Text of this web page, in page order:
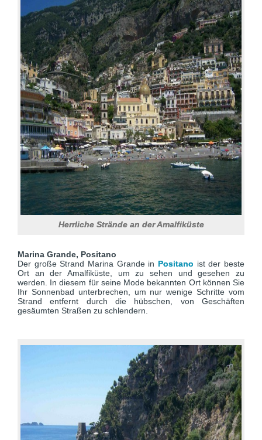
Herrliche Strände an der Amalfiküste
Marina Grande, Positano
Der große Strand Marina Grande in Positano ist der beste
Ort an der Amalfiküste, um zu sehen und gesehen zu
werden. In diesem für seine Mode bekannten Ort können Sie
Ihr Sonnenbad unterbrechen, um nur wenige Schritte vom
Strand entfernt durch die hübschen, von Geschäften
gesäumten Straßen zu schlendern.